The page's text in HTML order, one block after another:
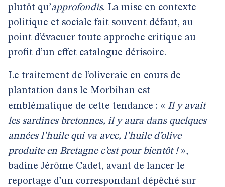
plutôt qu’approfondis. La mise en contexte
politique et sociale fait souvent défaut, au
point d’évacuer toute approche critique au
profit d’un effet catalogue dérisoire.
Le traitement de l’oliveraie en cours de
plantation dans le Morbihan est
emblématique de cette tendance : « Il y avait
les sardines bretonnes, il y aura dans quelques
années l’huile qui va avec, l’huile d’olive
produite en Bretagne c’est pour bientôt !»,
badine Jérôme Cadet, avant de lancer le
reportage d’un correspondant dépêché sur